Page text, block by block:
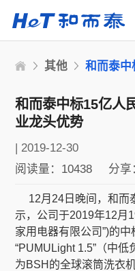
其他 和而泰中
和而泰中标15亿人
业龙头优势
| 2019-12-30
阅读量：10438
分享
12月24日晚间，和而
示，公司于2019年12月
家用电器有限公司”)的
“PUMULight 1.5”（中
为BSH的全球滚筒洗衣